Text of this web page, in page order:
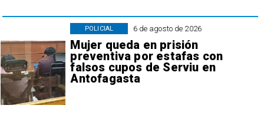
6 de agosto de 2026
Mujer queda en prisión
preventiva por estafas con
falsos cupos de Serviu en
Antofagasta
POLICIAL